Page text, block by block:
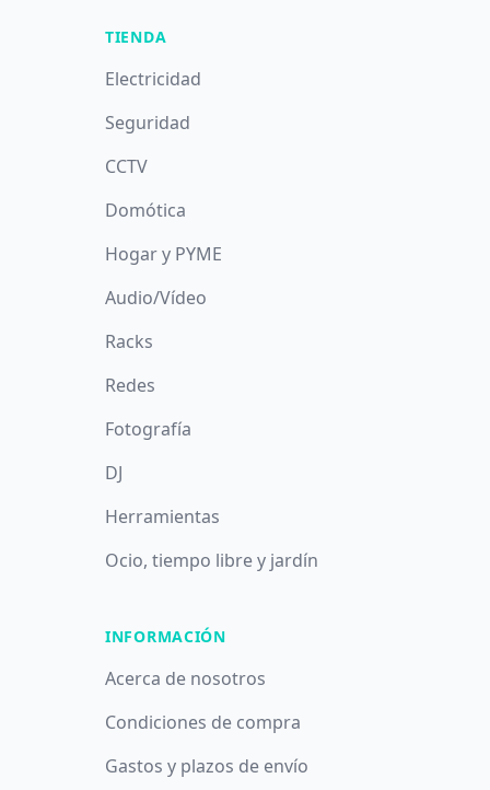
TIENDA
Electricidad
Seguridad
CCTV
Domótica
Hogar y PYME
Audio/Vídeo
Racks
Redes
Fotografía
DJ
Herramientas
Ocio, tiempo libre y jardín
INFORMACIÓN
Acerca de nosotros
Condiciones de compra
Gastos y plazos de envío